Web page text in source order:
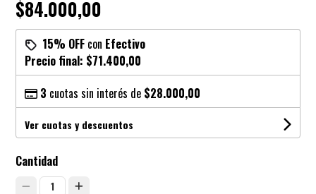
$84.000,00
15% OFF con Efectivo
Precio final: $71.400,00
3 cuotas sin interés de $28.000,00
Ver cuotas y descuentos
Cantidad
1